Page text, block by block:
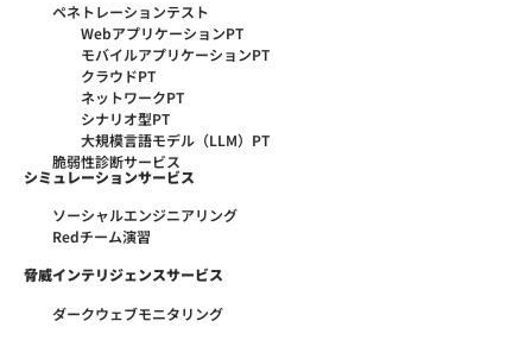
ペネトレーションテスト
WebアプリケーションPT
モバイルアプリケーションPT
クラウドPT
ネットワークPT
シナリオ型PT
大規模言語モデル（LLM）PT
脆弱性診断サービス
シミュレーションサービス
ソーシャルエンジニアリング
Redチーム演習
脅威インテリジェンスサービス
ダークウェブモニタリング